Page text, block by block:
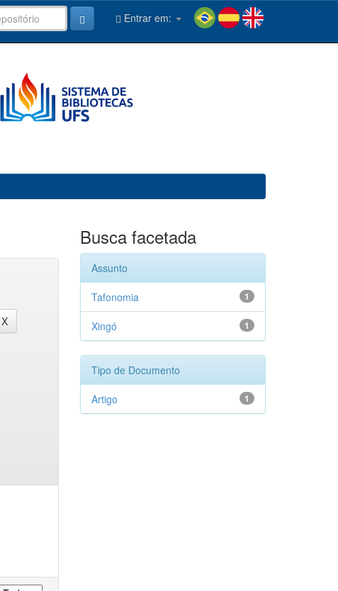
Entrar em:
Busca facetada
Assunto
1
Tafonomia
1
Xingó
Tipo de Documento
1
Artigo